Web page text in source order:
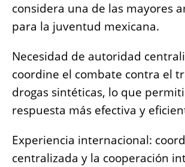
considera una de las mayores
para la juventud mexicana.
Necesidad de autoridad
coordine el combate contra el
drogas sintéticas, lo que
respuesta más efectiva y
Experiencia internacional:
centralizada y la cooperación